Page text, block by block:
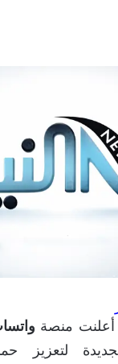
أعلنت منصة
لتعزيز